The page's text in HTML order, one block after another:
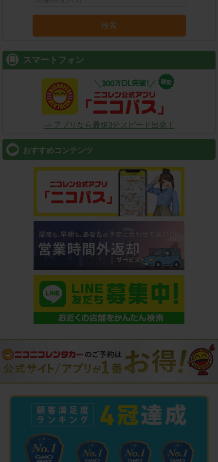
検索
スマートフォン
⇒ アプリなら最短3分スピード出発！
おすすめコンテンツ